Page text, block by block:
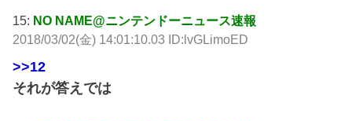
15: NO NAME@ニンテンドーニュース速報
2018/03/02(金) 14:01:10.03 ID:lvGLimoED
>>12
それが答えでは